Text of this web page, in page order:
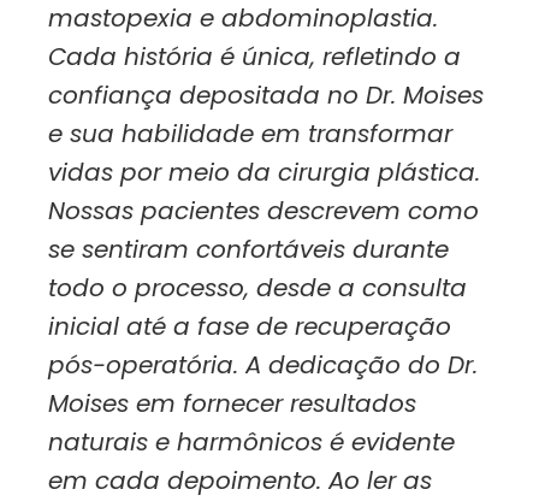
mastopexia e abdominoplastia.
Cada história é única, refletindo a
confiança depositada no Dr. Moises
e sua habilidade em transformar
vidas por meio da cirurgia plástica.
Nossas pacientes descrevem como
se sentiram confortáveis durante
todo o processo, desde a consulta
inicial até a fase de recuperação
pós-operatória. A dedicação do Dr.
Moises em fornecer resultados
naturais e harmônicos é evidente
em cada depoimento. Ao ler as